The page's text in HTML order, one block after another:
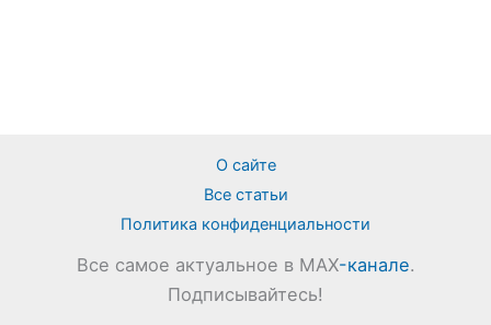
О сайте
Все статьи
Политика конфиденциальности
Все самое актуальное в MAX-канале.
Подписывайтесь!